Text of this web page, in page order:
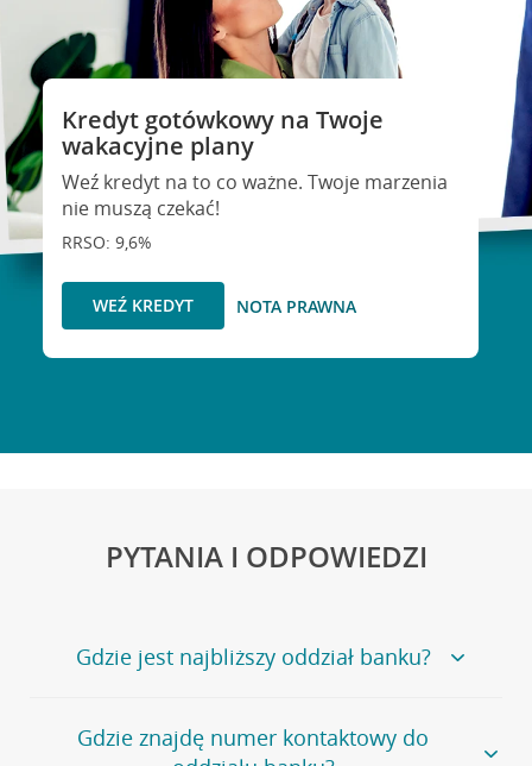
Kredyt gotówkowy na Twoje
wakacyjne plany
Weź kredyt na to co ważne. Twoje marzenia
nie muszą czekać!
RRSO: 9,6%
WEŹ KREDYT NOTA PRAWNA
PYTANIA I ODPOWIEDZI
Gdzie jest najbliższy oddział banku?
Jeśli szukasz oddziału naszego banku, zapraszamy na
stronęPlacówki i bankomaty, na której znajduje się
Gdzie znajdę numer kontaktowy do